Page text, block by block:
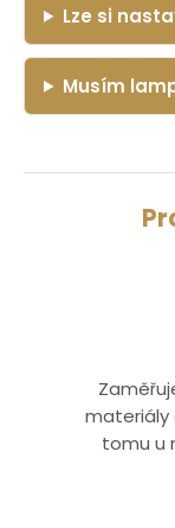
Lze si
Musím
materiály
tomu u